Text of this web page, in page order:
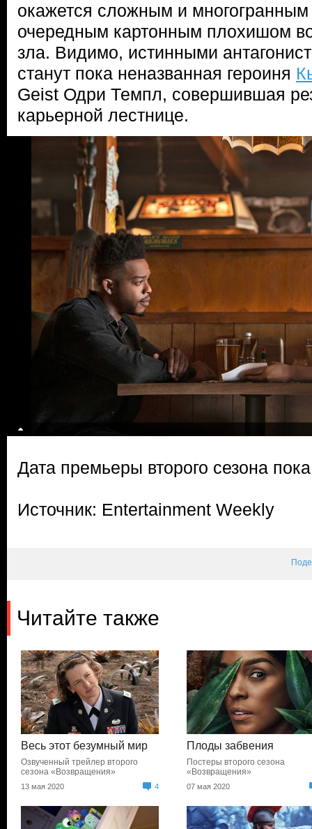
окажется сложным и
очередным картонным плохишом
зла. Видимо, истинными
станут пока неназванная героиня
Geist Одри Темпл, совершившая
карьерной лестнице.
Дата премьеры второго сезона
Источник: Entertainment Weekly
Читайте также
Весь этот безумный мир
Озвученный трейлер второго
сезона «Возвращения»
13 мая 2020 4
Плоды забвения
Постеры второго сезона
«Возвращения»
07 мая 2020